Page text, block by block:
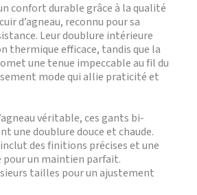
confort durable grâce à la qualité
d’agneau, reconnu pour sa
Leur doublure intérieure
thermique efficace, tandis que la
une tenue impeccable au fil du
mode qui allie praticité et
véritable, ces gants bi-
une doublure douce et chaude.
des finitions précises et une
un maintien parfait.
tailles pour un ajustement